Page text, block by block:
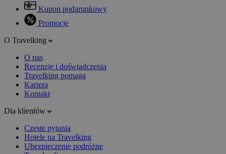
Kupon podarunkowy
Promocje
O Travelking
O nas
Recenzje i doświadczenia
Travelking pomaga
Kariera
Kontakt
Dla klientów
Częste pytania
Hotele na Travelking
Ubezpieczenie podróżne